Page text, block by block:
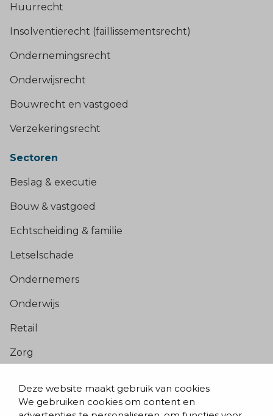
Deze website maakt gebruik van cookies
We gebruiken cookies om content en
Huurrecht
Insolventierecht (faillissementsrecht)
Ondernemingsrecht
Onderwijsrecht
Bouwrecht en vastgoed
Verzekeringsrecht
Sectoren
Beslag & executie
Bouw & vastgoed
Echtscheiding & familie
Letselschade
Ondernemers
Onderwijs
Retail
Zorg
Blogs & nieuws